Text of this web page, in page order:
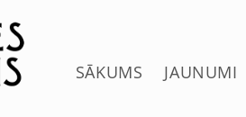
SĀKUMS JAUNUMI